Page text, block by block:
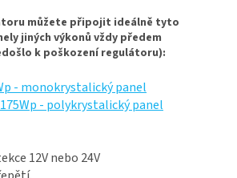
můžete připojit ideálně tyto
jiných výkonů vždy předem
k poškození regulátoru):
- monokrystalický panel
- polykrystalický panel
12V nebo 24V